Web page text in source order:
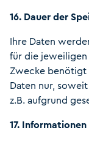
16. Dauer der
Ihre Daten
für die
Zwecke benötigt
Daten nur,
z.B. aufgrund
17.